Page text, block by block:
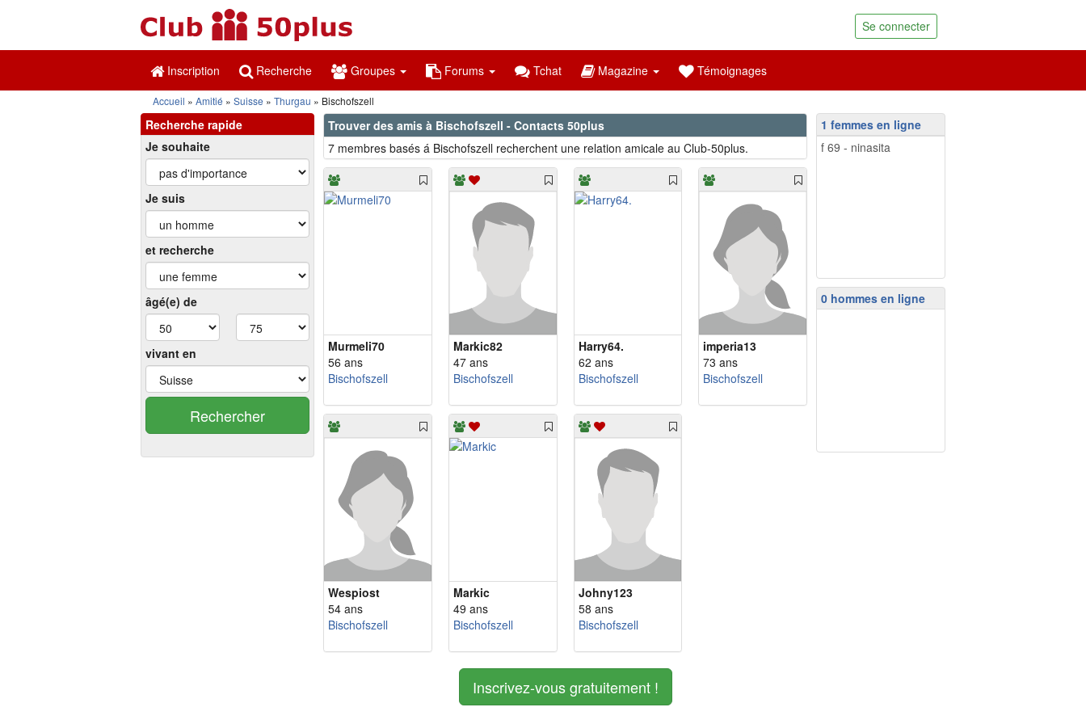
Se connecter
Inscription Recherche Groupes Forums Tchat Magazine Témoignages
Accueil Amitié Suisse Thurgau Bischofszell
Recherche rapide
Je souhaite
Je suis
et recherche
âgé(e) de
vivant en
Rechercher
Trouver des amis à Bischofszell - Contacts 50plus
7 membres basés á Bischofszell recherchent une relation amicale au Club-50plus.
Murmeli70
56 ans
Bischofszell
Markic82
47 ans
Bischofszell
Harry64.
62 ans
Bischofszell
imperia13
73 ans
Bischofszell
Wespiost
54 ans
Bischofszell
Markic
49 ans
Bischofszell
Johny123
58 ans
Bischofszell
Inscrivez-vous gratuitement !
1 femmes en ligne
f 69 - ninasita
0 hommes en ligne